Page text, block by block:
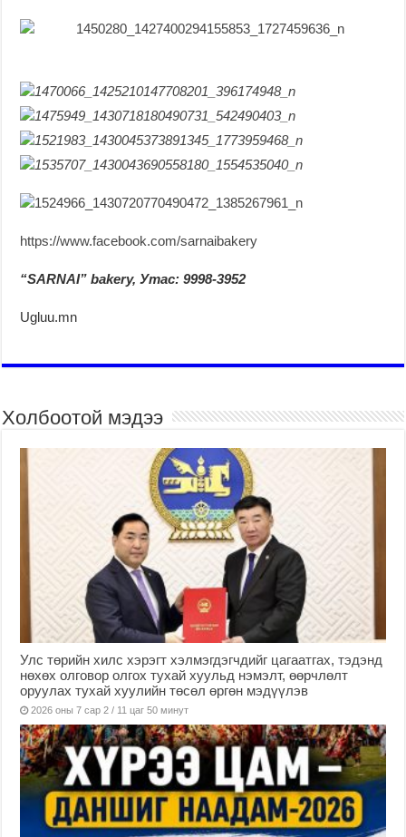
https://www.facebook.com/sarnaibakery
“SARNAI” bakery, Утас: 9998-3952
Ugluu.mn
Холбоотой мэдээ
Улс төрийн хилс хэрэгт хэлмэгдэгчдийг цагаатгах, тэдэнд
нөхөх олговор олгох тухай хуульд нэмэлт, өөрчлөлт
оруулах тухай хуулийн төсөл өргөн мэдүүлэв
2026 оны 7 сар 2 / 11 цаг 50 минут